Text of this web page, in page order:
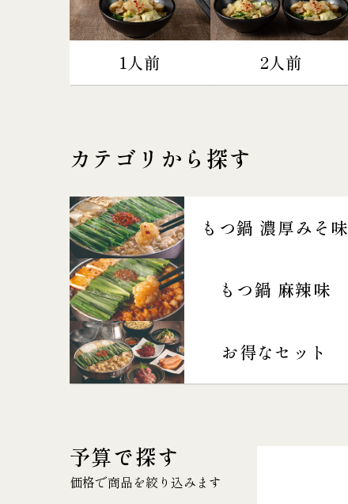
1人前 2人前
カテゴリから探す
もつ鍋 濃厚みそ味
もつ鍋 麻辣味
お得なセット
予算で探す
価格で商品を絞り込みます